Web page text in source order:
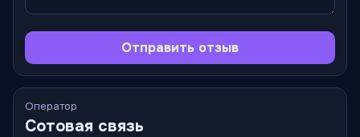
Отправить отзыв
Оператор
Сотовая связь